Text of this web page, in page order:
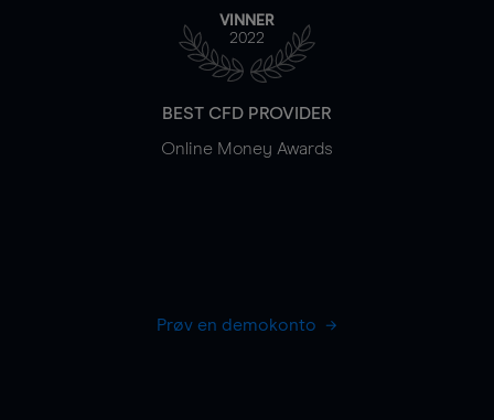
VINNER
2022
BEST CFD PROVIDER
Online Money Awards
Prøv en demokonto